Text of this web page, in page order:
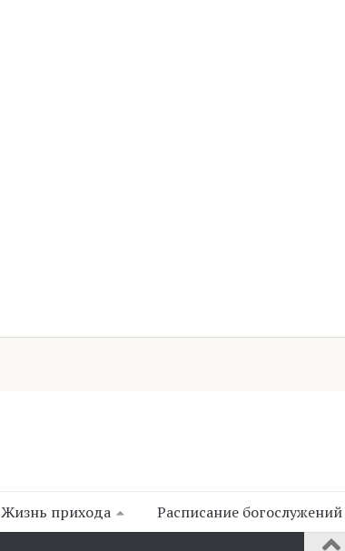
Жизнь прихода Расписание богослужений